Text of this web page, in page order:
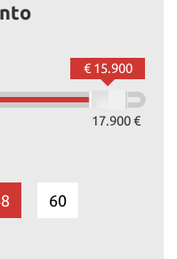
17.900 €
€ 15.900
60